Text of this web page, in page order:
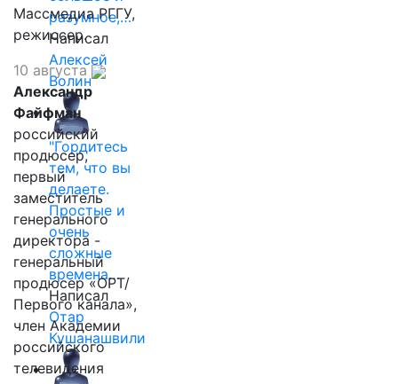
разумное,…
Написал
Алексей
Волин
"Гордитесь
тем, что вы
делаете.
Простые и
очень
сложные
времена…
Написал
Отар
Кушанашвили
Массмедиа РГГУ,
режиссер.
10 августа
Александр
Файфман
российский
продюсер,
первый
заместитель
генерального
директора -
генеральный
продюсер «ОРТ/
Первого канала»,
член Академии
российского
телевидения